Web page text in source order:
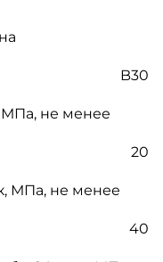
B30
МПа, не менее
20
МПа, не менее
40